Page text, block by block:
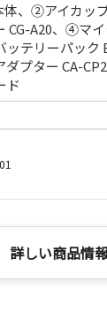
、②アイカッ
CG-A20、④マ
テリーパック
ダプター CA-
ド
詳しい商品情